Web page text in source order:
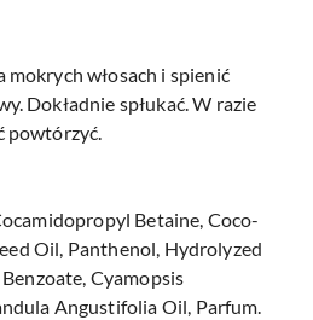
włosach i spienić
Dokładnie spłukać. W razie
powtórzyć.
Betaine, Coco-
Oil, Panthenol, Hydrolyzed
Cyamopsis
Angustifolia Oil, Parfum.